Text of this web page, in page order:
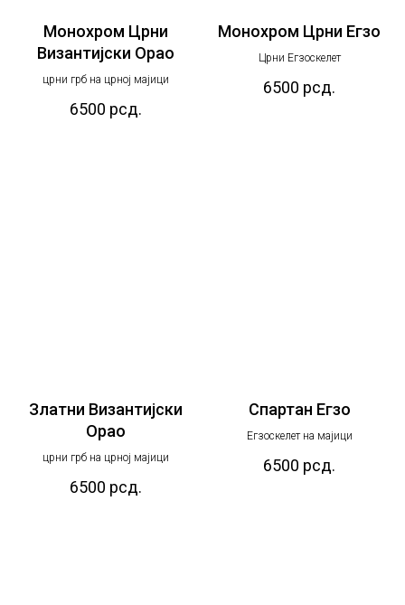
Монохром Црни
Византијски Орао
црни грб на црној мајици
6500 рсд.
Монохром Црни Егзо
Црни Егзоскелет
6500 рсд.
Златни Византијски
Орао
црни грб на црној мајици
6500 рсд.
Спартан Егзо
Егзоскелет на мајици
6500 рсд.